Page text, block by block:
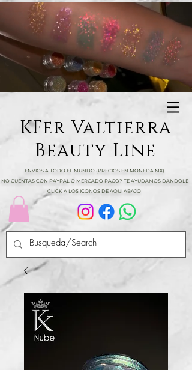
KFer Valtierra
Beauty Line
ENVIOS A TODO EL MUNDO (PRECIOS EN MONEDA MX)
NO CUENTAS CON PAYPAL O MERCADO PAGO? TE AYUDAMOS DANDOLE
CLICK A LOS ICONOS DE AQUI ABAJO